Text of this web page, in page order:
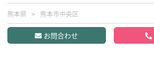
熊本県 熊本市中央区
お問合わせ